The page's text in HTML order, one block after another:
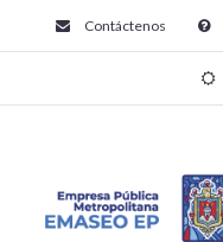
Contáctenos